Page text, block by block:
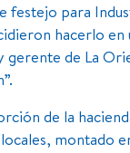
festejo para
hacerlo
gerente de La
de la
montado